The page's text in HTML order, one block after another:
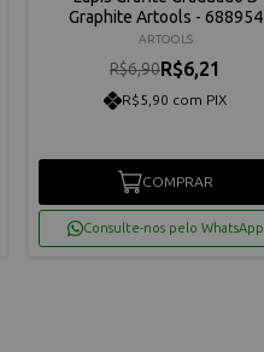
Graphite Artools - 688954
ARTOOLS
R$6,90R$6,21
R$5,90 com PIX
COMPRAR
Consulte-nos pelo WhatsApp